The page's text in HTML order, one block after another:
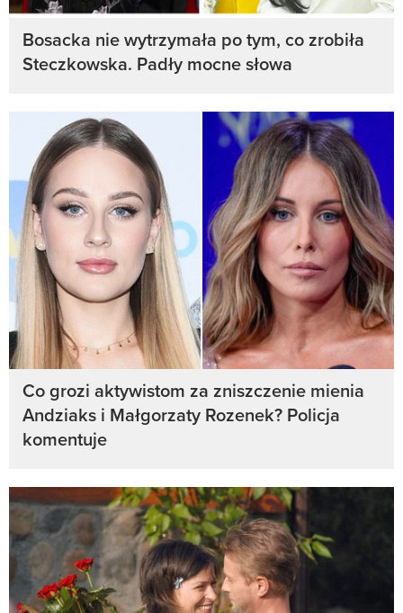
Bosacka nie wytrzymała po tym, co zrobiła
Steczkowska. Padły mocne słowa
Co grozi aktywistom za zniszczenie mienia
Andziaks i Małgorzaty Rozenek? Policja
komentuje